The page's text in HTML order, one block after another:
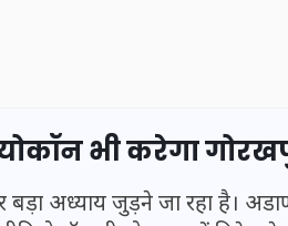
भी करेगा
अध्याय जुड़ने जा रहा है।